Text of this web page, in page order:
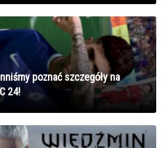
poznać szczegóły na
24!